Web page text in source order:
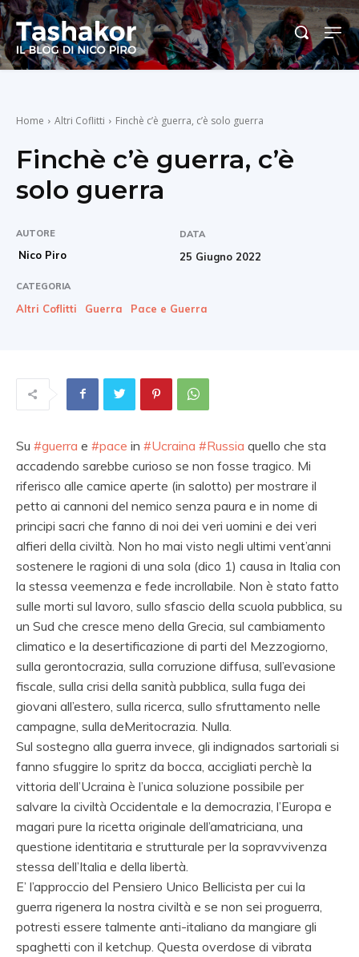
Home Altri Coflitti Finchè c’è guerra, c’è solo guerra
Finchè c’è guerra, c’è
solo guerra
AUTORE
Nico Piro
DATA
25 Giugno 2022
CATEGORIA
Altri Coflitti Guerra Pace e Guerra
Su #guerra e #pace in #Ucraina #Russia quello che sta
accadendo sarebbe curioso se non fosse tragico. Mi
riferisco alle camice aperte (in salotto) per mostrare il
petto ai cannoni del nemico senza paura e in nome di
principi sacri che fanno di noi dei veri uomini e dei veri
alfieri della civiltà. Non ho mai visto negli ultimi vent’anni
sostenere le ragioni di una sola (dico 1) causa in Italia con
la stessa veemenza e fede incrollabile. Non è stato fatto
sulle morti sul lavoro, sullo sfascio della scuola pubblica, su
un Sud che cresce meno della Grecia, sul cambiamento
climatico e la desertificazione di parti del Mezzogiorno,
sulla gerontocrazia, sulla corruzione diffusa, sull’evasione
fiscale, sulla crisi della sanità pubblica, sulla fuga dei
giovani all’estero, sulla ricerca, sullo sfruttamento nelle
campagne, sulla deMeritocrazia. Nulla.
Sul sostegno alla guerra invece, gli indignados sartoriali si
fanno sfuggire lo spritz da bocca, accigliati perchè la
vittoria dell’Ucraina è l’unica soluzione possibile per
salvare la civiltà Occidentale e la democrazia, l’Europa e
magari pure la ricetta originale dell’amatriciana, una
questione identitaria e strutturale per la sopravvivenza
stessa dell’Italia e della libertà.
E’ l’approccio del Pensiero Unico Bellicista per cui la
guerra rigenera la nostra civiltà e se non sei proguerra,
potresti essere talmente anti-italiano da mangiare gli
spaghetti con il ketchup. Questa overdose di vibrata